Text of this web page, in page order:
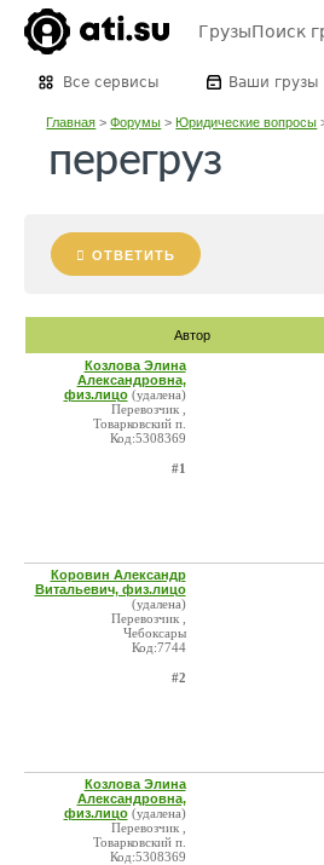
ГрузыПоиск
Все сервисы Ваши грузы
Главная >Форумы >Юридические вопросы
перегруз
ОТВЕТИТЬ
Автор
Козлова Элина
Александровна,
физ.лицо (удалена)
Перевозчик ,
Товарковский п.
Код:5308369
#1
Коровин Александр
Витальевич, физ.лицо
(удалена)
Перевозчик ,
Чебоксары
Код:7744
#2
Козлова Элина
Александровна,
физ.лицо (удалена)
Перевозчик ,
Товарковский п.
Код:5308369